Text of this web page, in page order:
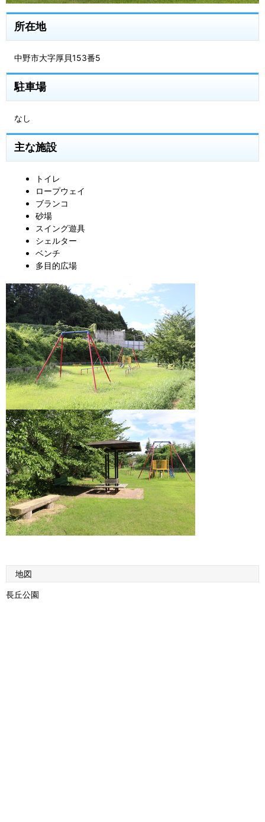
所在地
中野市大字厚貝153番5
駐車場
なし
主な施設
トイレ
ロープウェイ
ブランコ
砂場
スイング遊具
シェルター
ベンチ
多目的広場
地図
長丘公園